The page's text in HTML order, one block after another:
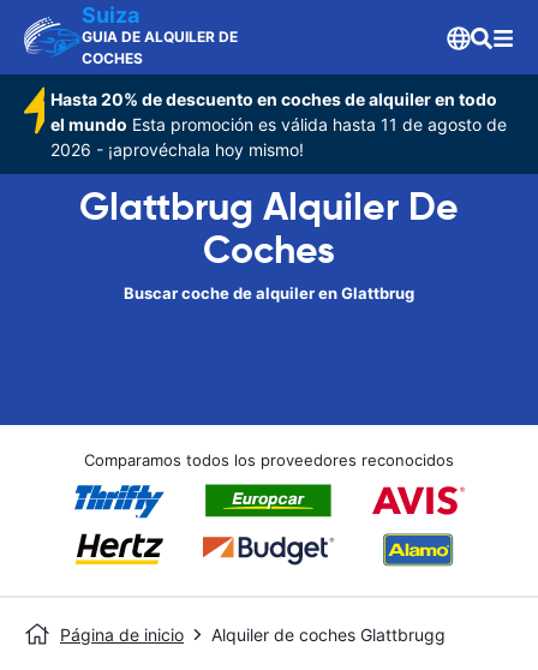
Suiza
GUIA DE ALQUILER DE
COCHES
Hasta 20% de descuento en coches de alquiler en todo
el mundo Esta promoción es válida hasta 11 de agosto de
2026 - ¡aprovéchala hoy mismo!
Glattbrug Alquiler De
Coches
Buscar coche de alquiler en Glattbrug
Comparamos todos los proveedores reconocidos
Página de inicio Alquiler de coches Glattbrugg